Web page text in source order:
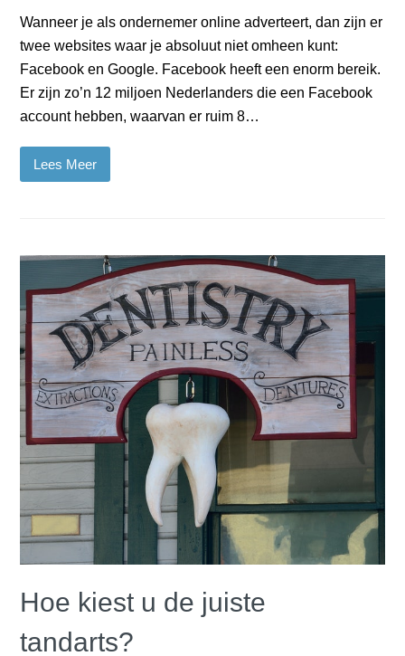
Wanneer je als ondernemer online adverteert, dan zijn er
twee websites waar je absoluut niet omheen kunt:
Facebook en Google. Facebook heeft een enorm bereik.
Er zijn zo’n 12 miljoen Nederlanders die een Facebook
account hebben, waarvan er ruim 8…
Lees Meer
Hoe kiest u de juiste
tandarts?